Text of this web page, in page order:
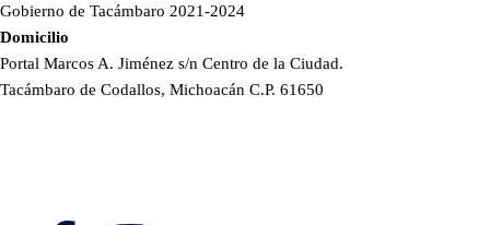
Gobierno de Tacámbaro 2021-2024
Domicilio
Portal Marcos A. Jiménez s/n Centro de la Ciudad.
Tacámbaro de Codallos, Michoacán C.P. 61650